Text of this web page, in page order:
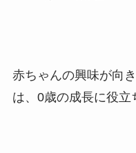
赤ちゃんの興味が向
は、0歳の成長に役立